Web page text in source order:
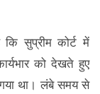
सुप्रीम कोर्ट में
को देखते हुए
गया था। लंबे समय से